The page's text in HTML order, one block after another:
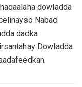
dowladda
Nabad
dadka
Dowladda